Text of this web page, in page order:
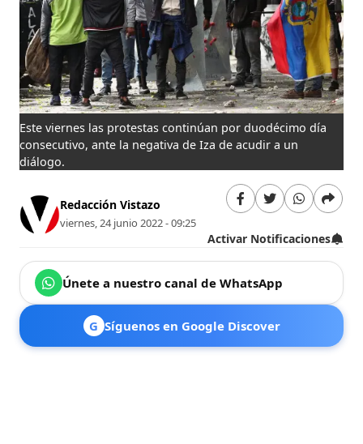
Este viernes las protestas continúan por duodécimo día
consecutivo, ante la negativa de Iza de acudir a un
diálogo.
Redacción Vistazo
viernes, 24 junio 2022 - 09:25
Activar Notificaciones
Únete a nuestro canal de WhatsApp
G Síguenos en Google Discover